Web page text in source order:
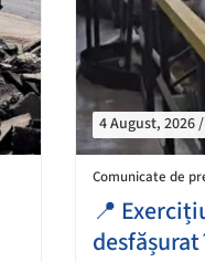
4 August, 2026 /
Comunicate de
📍